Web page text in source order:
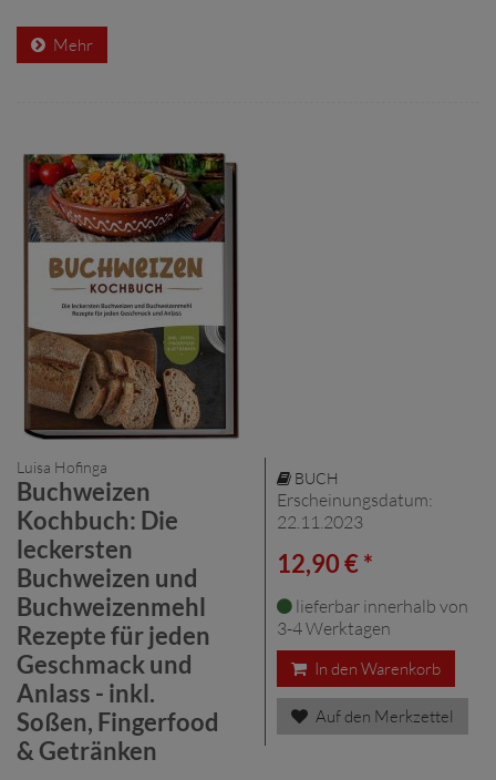
Mehr
Luisa Hofinga
Buchweizen
Kochbuch: Die
leckersten
Buchweizen und
Buchweizenmehl
Rezepte für jeden
Geschmack und
Anlass - inkl.
Soßen, Fingerfood
& Getränken
BUCH
Erscheinungsdatum:
22.11.2023
12,90 € *
lieferbar innerhalb von
3-4 Werktagen
In den Warenkorb
Auf den Merkzettel